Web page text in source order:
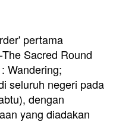
pertama
Sacred Round
Wandering;
seluruh negeri pada
dengan
yang diadakan